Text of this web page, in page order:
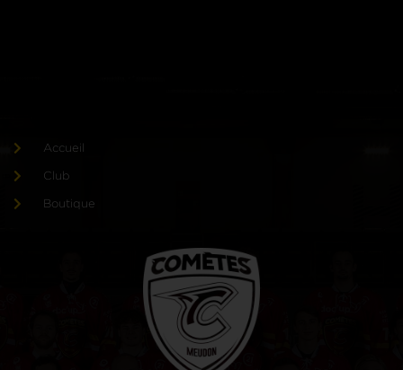
Accueil
Club
Boutique